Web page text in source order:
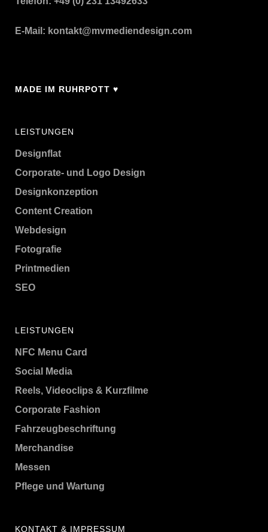
E-Mail: kontakt@mvmediendesign.com
MADE IM RUHRPOTT ♥
LEISTUNGEN
Designflat
Corporate- und Logo Design
Designkonzeption
Content Creation
Webdesign
Fotografie
Printmedien
SEO
LEISTUNGEN
NFC Menu Card
Social Media
Reels, Videoclips & Kurzfilme
Corporate Fashion
Fahrzeugbeschriftung
Merchandise
Messen
Pflege und Wartung
KONTAKT & IMPRESSUM